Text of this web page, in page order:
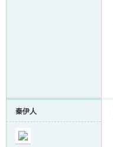
秦伊人